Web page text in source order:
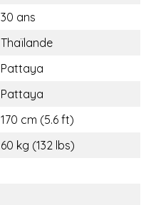
30 ans
Thaïlande
Pattaya
Pattaya
170 cm (5.6 ft)
60 kg (132 lbs)